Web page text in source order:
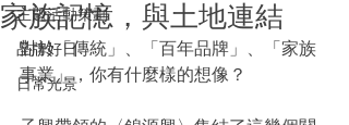
主題活動策劃
品牌好日
日常光景
家族記憶，與土地連結
對於「傳統」、「百年品牌」、「家族
事業」，你有什麼樣的想像？